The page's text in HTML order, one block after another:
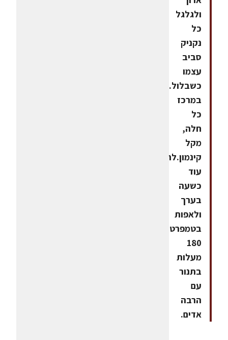
ולגלגל
כל
נקניק
סביב
עצמו
כשבלול.לתקוע
במרכז
כל
חלה,
מקל
קינמון.להתפיח
עוד
כשעה
בערך
ולאפות
בטמפרטורה
180
מעלות
בתנור
עם
הרבה
אדים.